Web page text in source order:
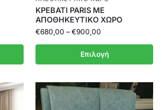
ΚΡΕΒΑΤΙ PARIS ΜΕ
ΑΠΟΘΗΚΕΥΤΙΚΟ ΧΩΡΟ
€680,00 – €900,00
Επιλογή